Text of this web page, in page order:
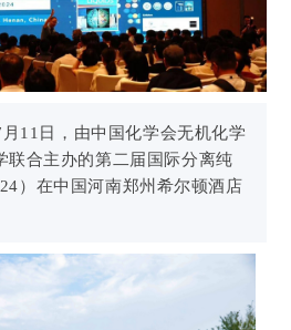
11日，由中国化学会无机化学
联合主办的第二届国际分离纯
）在中国河南郑州希尔顿酒店